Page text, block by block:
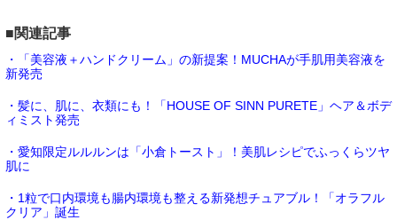
■関連記事
・「美容液＋ハンドクリーム」の新提案！MUCHAが手肌用美容液を
新発売
・髪に、肌に、衣類にも！「HOUSE OF SINN PURETE」ヘア＆ボデ
ィミスト発売
・愛知限定ルルルンは「小倉トースト」！美肌レシピでふっくらツヤ
肌に
・1粒で口内環境も腸内環境も整える新発想チュアブル！「オラフル
クリア」誕生